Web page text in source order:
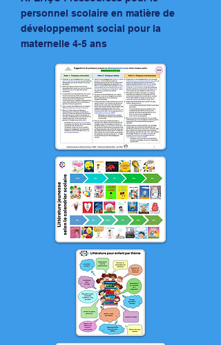
personnel scolaire en matière de
développement social pour la
maternelle 4-5 ans